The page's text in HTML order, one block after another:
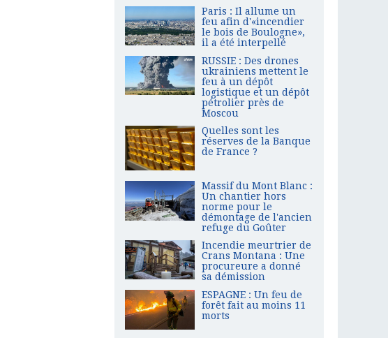
Paris : Il allume un
feu afin d'«incendier
le bois de Boulogne»,
il a été interpellé
RUSSIE : Des drones
ukrainiens mettent le
feu à un dépôt
logistique et un dépôt
pétrolier près de
Moscou
Quelles sont les
réserves de la Banque
de France ?
Massif du Mont Blanc :
Un chantier hors
norme pour le
démontage de l'ancien
refuge du Goûter
Incendie meurtrier de
Crans Montana : Une
procureure a donné
sa démission
ESPAGNE : Un feu de
forêt fait au moins 11
morts